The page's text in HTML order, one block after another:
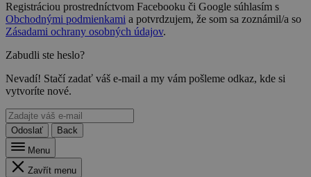
Registráciou prostredníctvom Facebooku či Google súhlasím s
Obchodnými podmienkami a potvrdzujem, že som sa zoznámil/a so
Zásadami ochrany osobných údajov.
Zabudli ste heslo?
Nevadí! Stačí zadať váš e-mail a my vám pošleme odkaz, kde si
vytvoríte nové.
Odoslať
Back
Menu
Zavřít menu